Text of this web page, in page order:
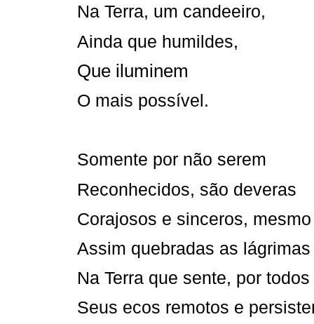
Na Terra, um candeeiro,
Ainda que humildes,
Que iluminem
O mais possível.
Somente por não serem
Reconhecidos, são deveras
Corajosos e sinceros, mesmo
Assim quebradas as lágrimas
Na Terra que sente, por
Seus ecos remotos e